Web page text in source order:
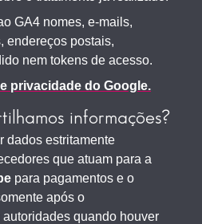
GA4 nomes, e-mails,
endereços postais,
nem tokens de acesso.
privacidade do Google.
informações?
dados estritamente
que atuam para a
para pagamentos e o
após o
quando houver